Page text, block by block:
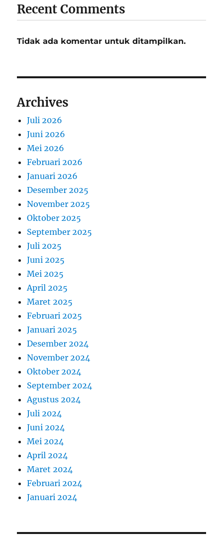
Recent Comments
Tidak ada komentar untuk ditampilkan.
Archives
Juli 2026
Juni 2026
Mei 2026
Februari 2026
Januari 2026
Desember 2025
November 2025
Oktober 2025
September 2025
Juli 2025
Juni 2025
Mei 2025
April 2025
Maret 2025
Februari 2025
Januari 2025
Desember 2024
November 2024
Oktober 2024
September 2024
Agustus 2024
Juli 2024
Juni 2024
Mei 2024
April 2024
Maret 2024
Februari 2024
Januari 2024